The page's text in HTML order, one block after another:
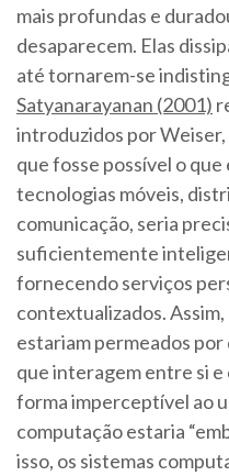
mais profundas e
desaparecem. Elas
até tornarem-se
Satyanarayanan (2001)
introduzidos por Weiser,
que fosse possível o que
tecnologias móveis,
comunicação, seria
suficientemente
fornecendo serviços
contextualizados.
estariam permeados
que interagem entre si
forma imperceptível ao
computação estaria
isso, os sistemas